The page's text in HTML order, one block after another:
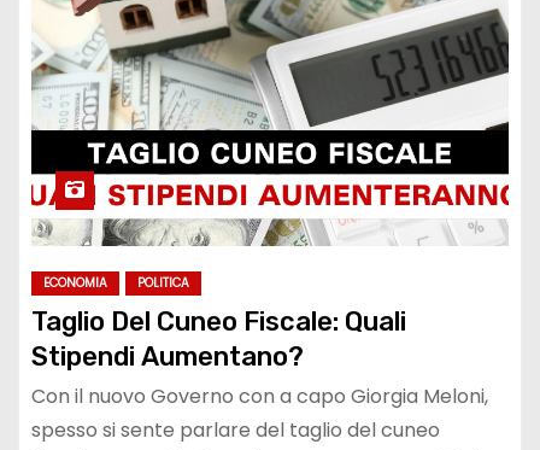
ECONOMIA POLITICA
Taglio Del Cuneo Fiscale: Quali
Stipendi Aumentano?
Con il nuovo Governo con a capo Giorgia Meloni,
spesso si sente parlare del taglio del cuneo